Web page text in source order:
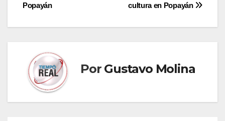
entradas
cultura en Popayán
Popayán
Por Gustavo Molina